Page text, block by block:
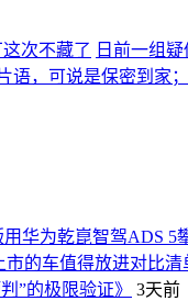
次不藏了 日前一组
语，可说是保密到家
华为乾崑智驾ADS 5
的车值得放进对比清
”的极限验证》
3天前